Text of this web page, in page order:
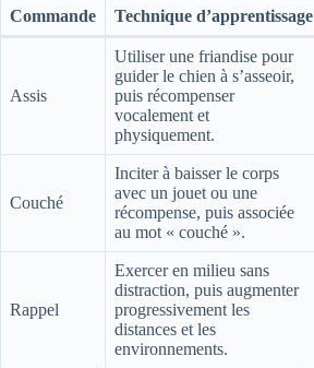
Commande Technique d’apprentissage
Assis
Utiliser une friandise pour
guider le chien à s’asseoir,
puis récompenser
vocalement et
physiquement.
Couché
Inciter à baisser le corps
avec un jouet ou une
récompense, puis associée
au mot « couché ».
Rappel
Exercer en milieu sans
distraction, puis augmenter
progressivement les
distances et les
environnements.